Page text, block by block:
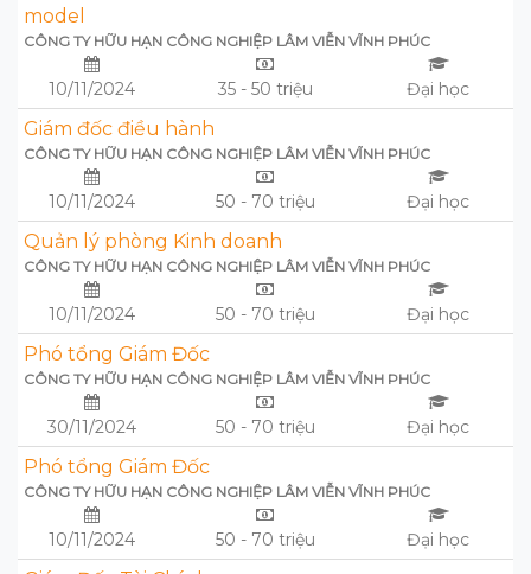
model
CÔNG TY HỮU HẠN CÔNG NGHIỆP LÂM VIỄN VĨNH PHÚC
10/11/2024 35 - 50 triệu Đại học
Giám đốc điều hành
CÔNG TY HỮU HẠN CÔNG NGHIỆP LÂM VIỄN VĨNH PHÚC
10/11/2024 50 - 70 triệu Đại học
Quản lý phòng Kinh doanh
CÔNG TY HỮU HẠN CÔNG NGHIỆP LÂM VIỄN VĨNH PHÚC
10/11/2024 50 - 70 triệu Đại học
Phó tổng Giám Đốc
CÔNG TY HỮU HẠN CÔNG NGHIỆP LÂM VIỄN VĨNH PHÚC
30/11/2024 50 - 70 triệu Đại học
Phó tổng Giám Đốc
CÔNG TY HỮU HẠN CÔNG NGHIỆP LÂM VIỄN VĨNH PHÚC
10/11/2024 50 - 70 triệu Đại học